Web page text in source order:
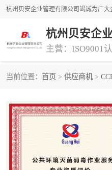
杭州贝安企
当前位置： 首页 > 供应商机 >
专业资质评价证书(1)
ISO14000
GJB 9001C-2017